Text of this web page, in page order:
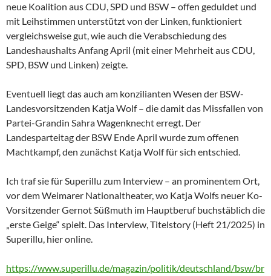
neue Koalition aus CDU, SPD und BSW – offen geduldet und
mit Leihstimmen unterstützt von der Linken, funktioniert
vergleichsweise gut, wie auch die Verabschiedung des
Landeshaushalts Anfang April (mit einer Mehrheit aus CDU,
SPD, BSW und Linken) zeigte.
Eventuell liegt das auch am konzilianten Wesen der BSW-
Landesvorsitzenden Katja Wolf – die damit das Missfallen von
Partei-Grandin Sahra Wagenknecht erregt. Der
Landesparteitag der BSW Ende April wurde zum offenen
Machtkampf, den zunächst Katja Wolf für sich entschied.
Ich traf sie für Superillu zum Interview – an prominentem Ort,
vor dem Weimarer Nationaltheater, wo Katja Wolfs neuer Ko-
Vorsitzender Gernot Süßmuth im Hauptberuf buchstäblich die
„erste Geige“ spielt. Das Interview, Titelstory (Heft 21/2025) in
Superillu, hier online.
https://www.superillu.de/magazin/politik/deutschland/bsw/br